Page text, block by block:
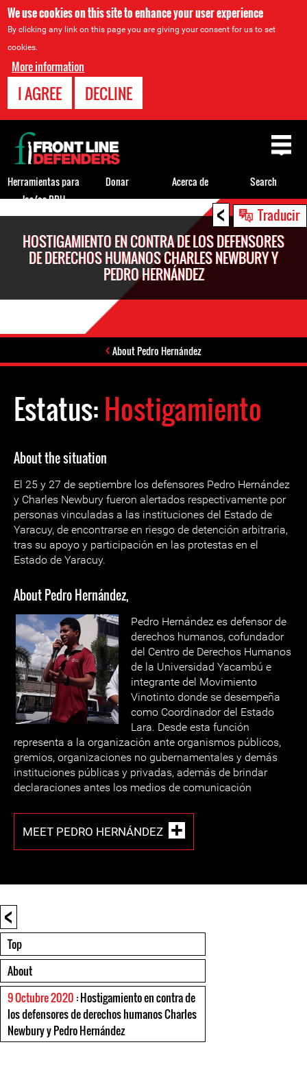
We use cookies on this site to enhance your user experience
By clicking any link on this page you are giving your consent for us to set
cookies.
More information
I AGREE DECLINE
< Traducir
HOSTIGAMIENTO EN CONTRA DE LOS DEFENSORES
DE DERECHOS HUMANOS CHARLES NEWBURY Y
PEDRO HERNÁNDEZ
About Pedro Hernández
Estatus:Hostigamiento
About the situation
El 25 y 27 de septiembre los defensores Pedro Hernández
y Charles Newbury fueron alertados respectivamente por
personas vinculadas a las instituciones del Estado de
Yaracuy, de encontrarse en riesgo de detención arbitraria,
tras su apoyo y participación en las protestas en el
Estado de Yaracuy.
About Pedro Hernández,
Pedro Hernández es defensor de
derechos humanos, cofundador
del Centro de Derechos Humanos
de la Universidad Yacambú e
integrante del Movimiento
Vinotinto donde se desempeña
como Coordinador del Estado
Lara. Desde esta función
representa a la organización ante organismos públicos,
gremios, organizaciones no gubernamentales y demás
instituciones públicas y privadas, además de brindar
declaraciones antes los medios de comunicación
MEET PEDRO HERNÁNDEZ
<
Top
About
9 Octubre 2020 : Hostigamiento en contra de
los defensores de derechos humanos Charles
Newbury y Pedro Hernández
Back
to
top
Herramientas para
los/as DDH
Donar Acerca de Search